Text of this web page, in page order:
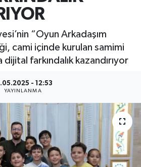
“Oyun Arkadaşım
cami içinde kurulan samimi
farkındalık kazandırıyor
- 12:53
YAYINLANMA